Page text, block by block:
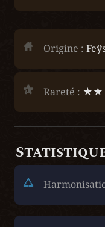
Origine :
Rareté : ★★